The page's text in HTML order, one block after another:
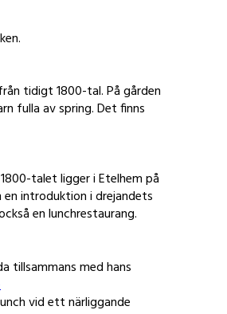
tidigt 1800-tal. På gården
fulla av spring. Det finns
talet ligger i Etelhem på
en introduktion i drejandets
en lunchrestaurang.
tillsammans med hans
vid ett närliggande